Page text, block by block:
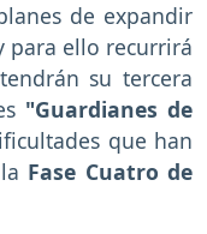
de expandir
para ello recurrirá
su tercera
"Guardianes de
que han
Fase Cuatro de